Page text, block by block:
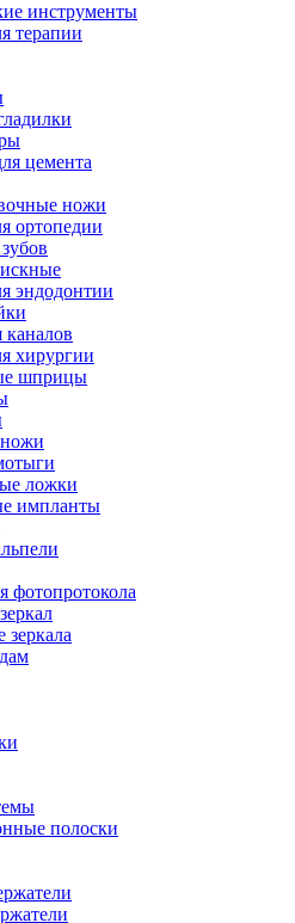
инструменты
терапии
цемента
ножи
ортопедии
эндодонтии
хирургии
шприцы
ложки
импланты
фотопротокола
полоски